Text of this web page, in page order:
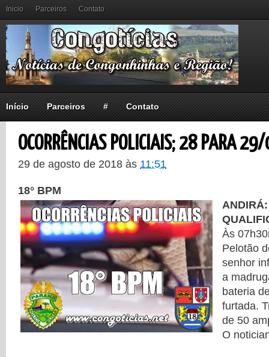
Inicio Parceiros Contato
Início Parceiros # Contato
OCORRÊNCIAS POLICIAIS; 28 PARA
29 de agosto de 2018 às 11:51
18° BPM
Às
Pelotão
senhor
a
bateria
furtada.
de 50
O